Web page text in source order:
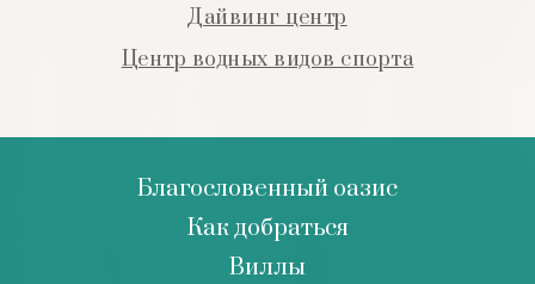
Дайвинг центр
Центр водных видов спорта
Благословенный оазис
Как добраться
Виллы